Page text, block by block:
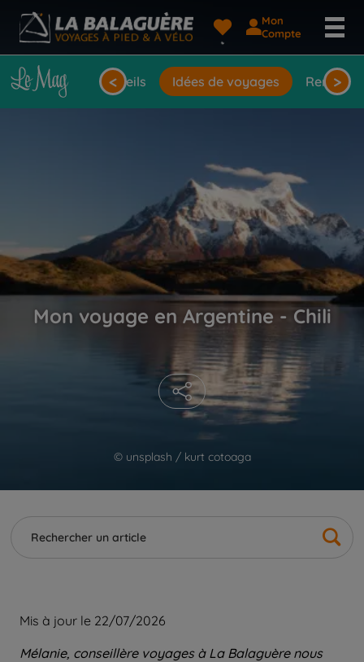
Mon
Compte
Actualités Conseils Idées de voyages
< >
© unsplash / kurt cotoaga
Mon voyage en Argentine - Chili
Mis à jour le 22/07/2026
Mélanie, conseillère voyages à La Balaguère nous